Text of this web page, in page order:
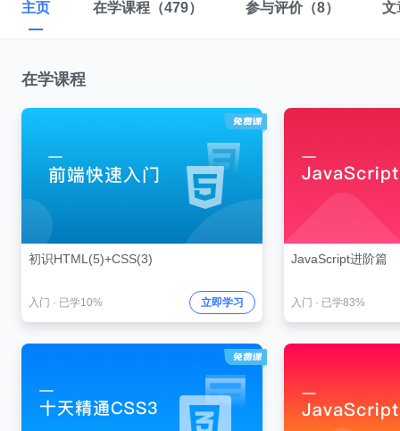
主页 在学课程 （479） 参与评价（8） 文
在学课程
初识HTML(5)+CSS(3)
入门 · 已学10% 立即学习
JavaScript进阶篇
入门 · 已学83%